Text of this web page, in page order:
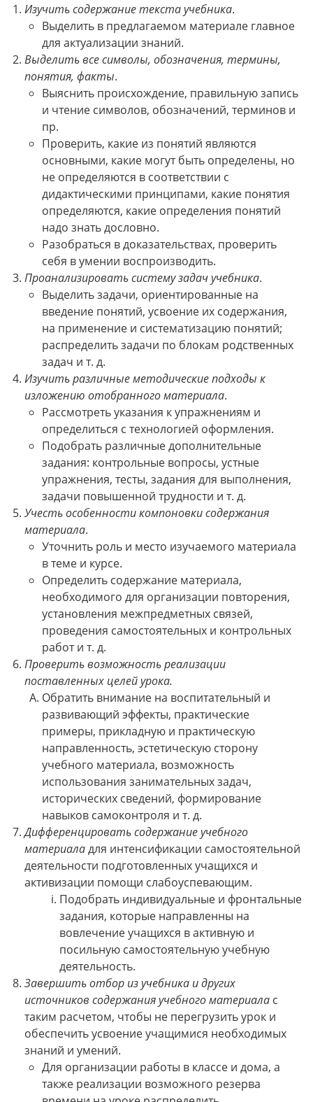
Изучить содержание текста учебника.
Выделить в предлагаемом материале главное
для актуализации знаний.
Выделить все символы, обозначения, термины,
понятия, факты.
Выяснить происхождение, правильную запись
и чтение символов, обозначений, терминов и
пр.
Проверить, какие из понятий являются
основными, какие могут быть определены, но
не определяются в соответствии с
дидактическими принципами, какие понятия
определяются, какие определения понятий
надо знать дословно.
Разобраться в доказательствах, проверить
себя в умении воспроизводить.
Проанализировать систему задач учебника.
Выделить задачи, ориентированные на
введение понятий, усвоение их содержания,
на применение и систематизацию понятий;
распределить задачи по блокам родственных
задач и т. д.
Изучить различные методические подходы к
изложению отобранного материала.
Рассмотреть указания к упражнениям и
определиться с технологией оформления.
Подобрать различные дополнительные
задания: контрольные вопросы, устные
упражнения, тесты, задания для выполнения,
задачи повышенной трудности и т. д.
Учесть особенности компоновки содержания
материала.
Уточнить роль и место изучаемого материала
в теме и курсе.
Определить содержание материала,
необходимого для организации повторения,
установления межпредметных связей,
проведения самостоятельных и контрольных
работ и т. д.
Проверить возможность реализации
поставленных целей урока.
Обратить внимание на воспитательный и
развивающий эффекты, практические
примеры, прикладную и практическую
направленность, эстетическую сторону
учебного материала, возможность
использования занимательных задач,
исторических сведений, формирование
навыков самоконтроля и т. д.
Дифференцировать содержание учебного
материаладля интенсификации самостоятельной
деятельности подготовленных учащихся и
активизации помощи слабоуспевающим.
Подобрать индивидуальные и фронтальные
задания, которые направленны на
вовлечение учащихся в активную и
посильную самостоятельную учебную
деятельность.
Завершить отбор из учебника и других
источников содержания учебного материала с
таким расчетом, чтобы не перегрузить урок и
обеспечить усвоение учащимися необходимых
знаний и умений.
Для организации работы в классе и дома, а
также реализации возможного резерва